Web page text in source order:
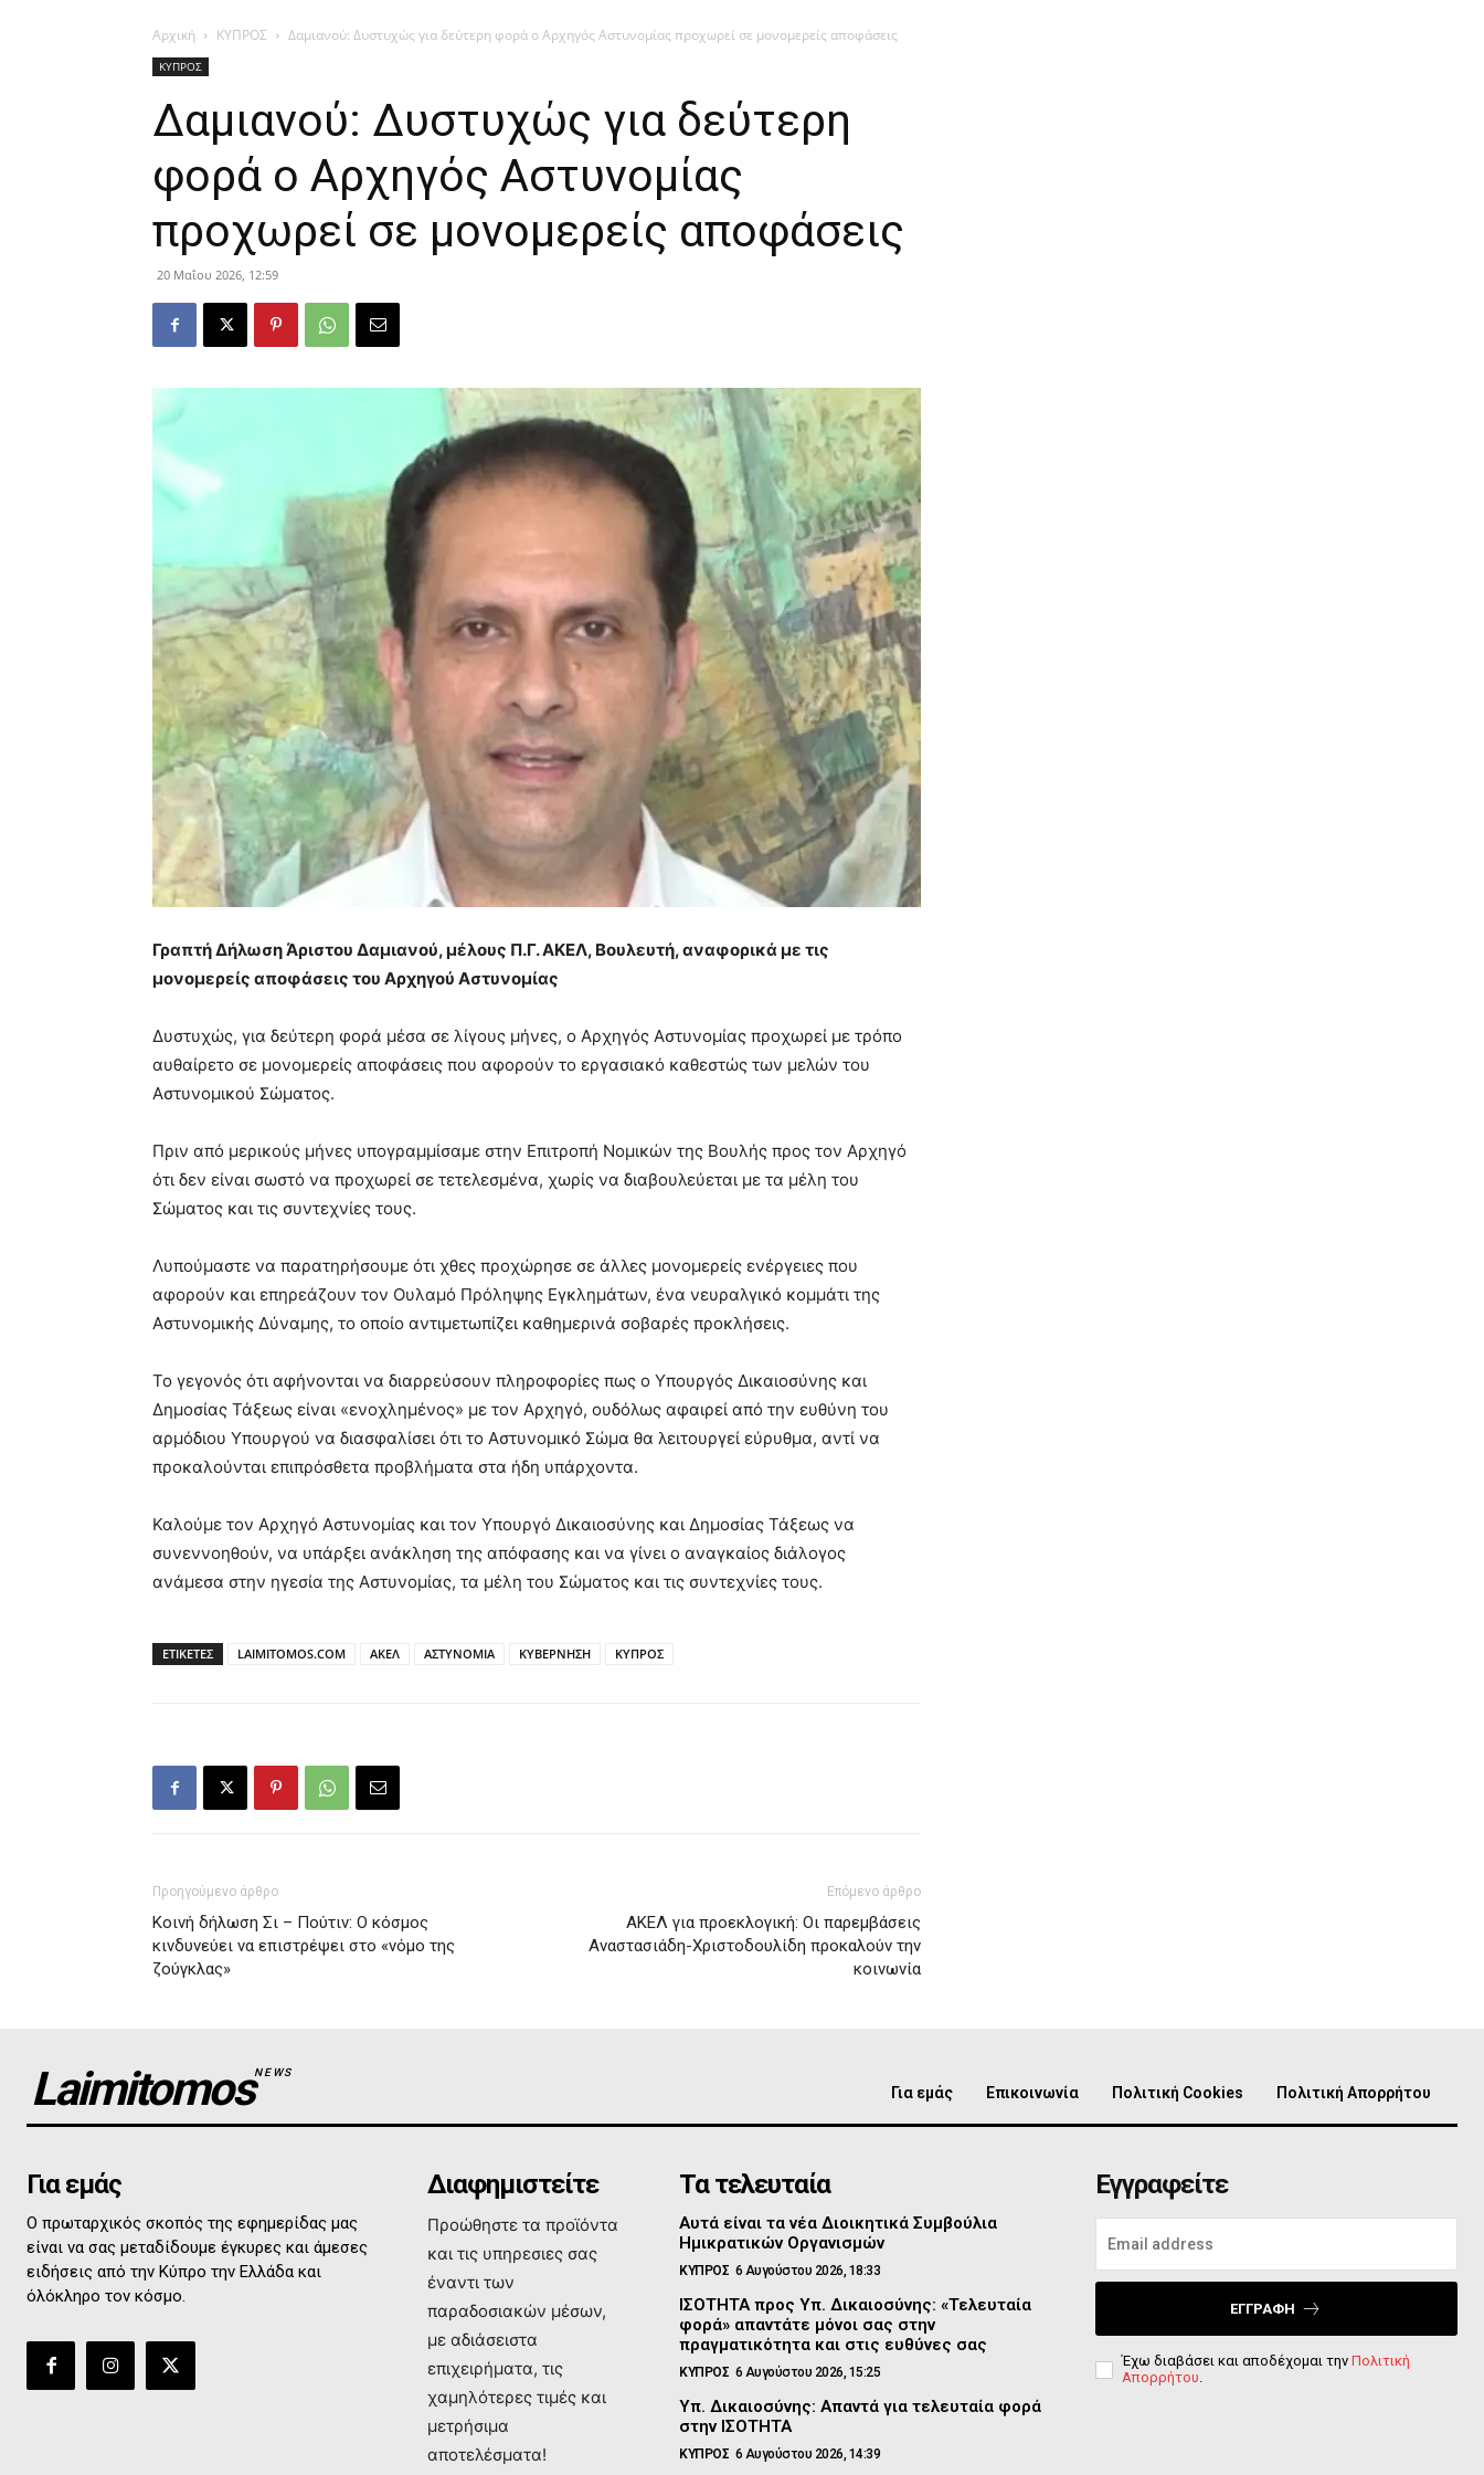
Αρχική ΚΥΠΡΟΣ Δαμιανού: Δυστυχώς για δεύτερη φορά ο Αρχηγός Αστυνομίας προχωρεί σε μονομερείς αποφάσεις
ΚΥΠΡΟΣ
Δαμιανού: Δυστυχώς για δεύτερη
φορά ο Αρχηγός Αστυνομίας
προχωρεί σε μονομερείς αποφάσεις
20 Μαΐου 2026, 12:59
Γραπτή Δήλωση Άριστου Δαμιανού, μέλους Π.Γ. ΑΚΕΛ, Βουλευτή, αναφορικά με τις
μονομερείς αποφάσεις του Αρχηγού Αστυνομίας
Δυστυχώς, για δεύτερη φορά μέσα σε λίγους μήνες, ο Αρχηγός Αστυνομίας προχωρεί με τρόπο
αυθαίρετο σε μονομερείς αποφάσεις που αφορούν το εργασιακό καθεστώς των μελών του
Αστυνομικού Σώματος.
Πριν από μερικούς μήνες υπογραμμίσαμε στην Επιτροπή Νομικών της Βουλής προς τον Αρχηγό
ότι δεν είναι σωστό να προχωρεί σε τετελεσμένα, χωρίς να διαβουλεύεται με τα μέλη του
Σώματος και τις συντεχνίες τους.
Λυπούμαστε να παρατηρήσουμε ότι χθες προχώρησε σε άλλες μονομερείς ενέργειες που
αφορούν και επηρεάζουν τον Ουλαμό Πρόληψης Εγκλημάτων, ένα νευραλγικό κομμάτι της
Αστυνομικής Δύναμης, το οποίο αντιμετωπίζει καθημερινά σοβαρές προκλήσεις.
Το γεγονός ότι αφήνονται να διαρρεύσουν πληροφορίες πως ο Υπουργός Δικαιοσύνης και
Δημοσίας Τάξεως είναι «ενοχλημένος» με τον Αρχηγό, ουδόλως αφαιρεί από την ευθύνη του
αρμόδιου Υπουργού να διασφαλίσει ότι το Αστυνομικό Σώμα θα λειτουργεί εύρυθμα, αντί να
προκαλούνται επιπρόσθετα προβλήματα στα ήδη υπάρχοντα.
Καλούμε τον Αρχηγό Αστυνομίας και τον Υπουργό Δικαιοσύνης και Δημοσίας Τάξεως να
συνεννοηθούν, να υπάρξει ανάκληση της απόφασης και να γίνει ο αναγκαίος διάλογος
ανάμεσα στην ηγεσία της Αστυνομίας, τα μέλη του Σώματος και τις συντεχνίες τους.
ΕΤΙΚΕΤΕΣ LAIMITOMOS.COM ΑΚΕΛ ΑΣΤΥΝΟΜΙΑ ΚΥΒΕΡΝΗΣΗ ΚΥΠΡΟΣ
Προηγούμενο άρθρο
Κοινή δήλωση Σι – Πούτιν: Ο κόσμος
κινδυνεύει να επιστρέψει στο «νόμο της
ζούγκλας»
Επόμενο άρθρο
ΑΚΕΛ για προεκλογική: Οι παρεμβάσεις
Αναστασιάδη-Χριστοδουλίδη προκαλούν την
κοινωνία
LaimitomosNEWS
Για εμάς Επικοινωνία Πολιτική Cookies Πολιτική Απορρήτου
Για εμάς
Ο πρωταρχικός σκοπός της εφημερίδας μας
είναι να σας μεταδίδουμε έγκυρες και άμεσες
ειδήσεις από την Κύπρο την Ελλάδα και
όλόκληρο τον κόσμο.
Διαφημιστείτε
Προώθηστε τα προϊόντα
και τις υπηρεσιες σας
έναντι των
παραδοσιακών μέσων,
με αδιάσειστα
επιχειρήματα, τις
χαμηλότερες τιμές και
μετρήσιμα
αποτελέσματα!
Τα τελευταία
Αυτά είναι τα νέα Διοικητικά Συμβούλια
Ημικρατικών Οργανισμών
ΚΥΠΡΟΣ 6 Αυγούστου 2026, 18:33
ΙΣΟΤΗΤΑ προς Υπ. Δικαιοσύνης: «Τελευταία
φορά» απαντάτε μόνοι σας στην
πραγματικότητα και στις ευθύνες σας
ΚΥΠΡΟΣ 6 Αυγούστου 2026, 15:25
Υπ. Δικαιοσύνης: Απαντά για τελευταία φορά
στην ΙΣΟΤΗΤΑ
ΚΥΠΡΟΣ 6 Αυγούστου 2026, 14:39
Εγγραφείτε
ΕΓΓΡΑΦΉ
Έχω διαβάσει και αποδέχομαι την Πολιτική
Απορρήτου.